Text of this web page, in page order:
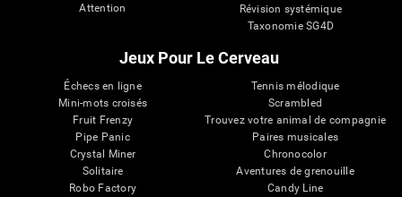
Attention
Révision systémique
Taxonomie SG4D
Jeux Pour Le Cerveau
Échecs en ligne
Mini-mots croisés
Fruit Frenzy
Pipe Panic
Crystal Miner
Solitaire
Robo Factory
Tennis mélodique
Scrambled
Trouvez votre animal de compagnie
Paires musicales
Chronocolor
Aventures de grenouille
Candy Line